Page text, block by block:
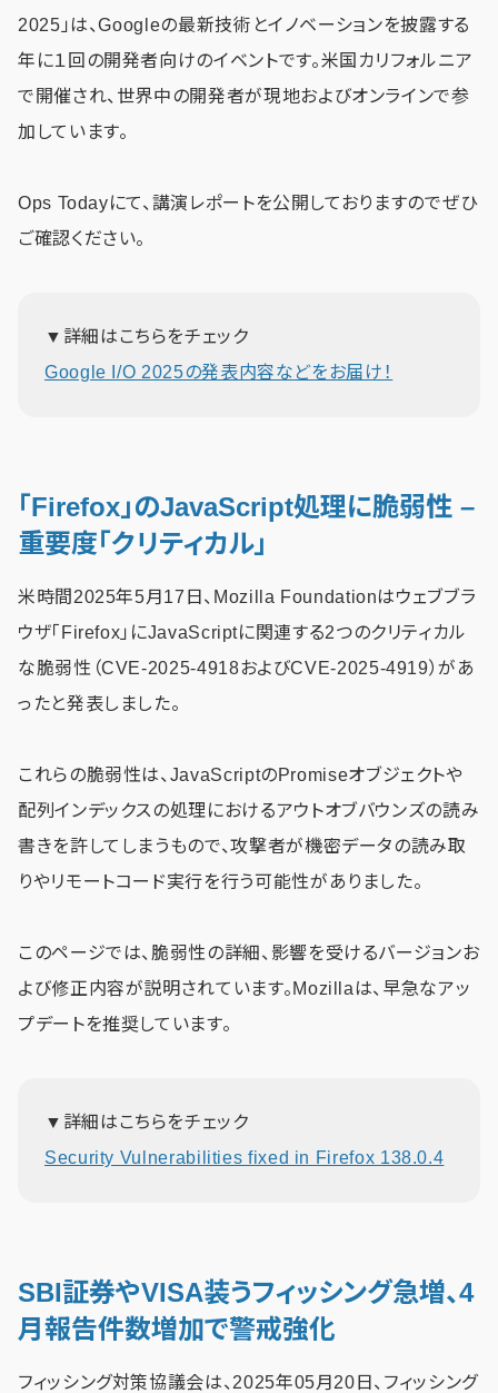
2025」は、Googleの最新技術とイノベーションを披露する
年に１回の開発者向けのイベントです。米国カリフォルニア
で開催され、世界中の開発者が現地およびオンラインで参
加しています。
Ops Todayにて、講演レポートを公開しておりますのでぜひ
ご確認ください。
▼詳細はこちらをチェック
Google I/O 2025の発表内容などをお届け！
「Firefox」のJavaScript処理に脆弱性 –
重要度「クリティカル」
米時間2025年5月17日、Mozilla Foundationはウェブブラ
ウザ「Firefox」にJavaScriptに関連する2つのクリティカル
な脆弱性（CVE-2025-4918およびCVE-2025-4919）があ
ったと発表しました。
これらの脆弱性は、JavaScriptのPromiseオブジェクトや
配列インデックスの処理におけるアウトオブバウンズの読み
書きを許してしまうもので、攻撃者が機密データの読み取
りやリモートコード実行を行う可能性がありました。
このページでは、脆弱性の詳細、影響を受けるバージョンお
よび修正内容が説明されています。Mozillaは、早急なアッ
プデートを推奨しています。
▼詳細はこちらをチェック
Security Vulnerabilities fixed in Firefox 138.0.4
SBI証券やVISA装うフィッシング急増、4
月報告件数増加で警戒強化
フィッシング対策協議会は、2025年05月20日、フィッシング